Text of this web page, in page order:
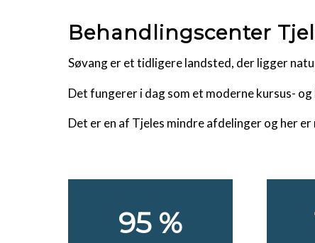
Behandlingscenter
Søvang er et tidligere landsted, der ligger
Det fungerer i dag som et moderne kursus-
Det er en af Tjeles mindre afdelinger og her
95 %